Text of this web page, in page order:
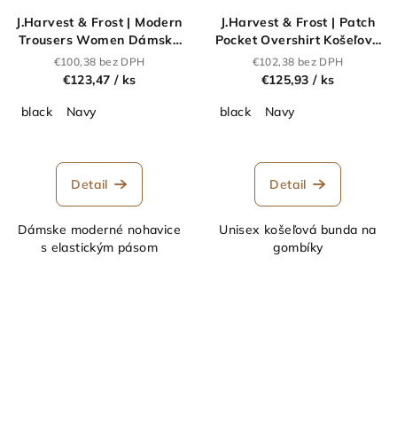
J.Harvest & Frost | Modern
Trousers Women Dámske
nohavice_63.2223
€100,38 bez DPH
€123,47 / ks
black
Navy
Detail
Dámske moderné nohavice
s elastickým pásom
J.Harvest & Frost | Patch
Pocket Overshirt Košeľová
bunda_63.2101
€102,38 bez DPH
€125,93 / ks
black
Navy
Detail
Unisex košeľová bunda na
gombíky